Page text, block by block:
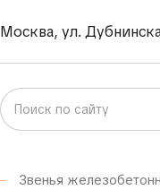
Москва, ул.
Звенья